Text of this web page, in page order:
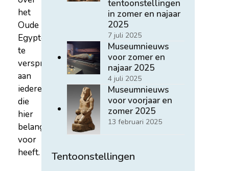
tentoonstellingen
in zomer en najaar
2025
7 juli 2025
Museumnieuws
voor zomer en
najaar 2025
4 juli 2025
Museumnieuws
voor voorjaar en
zomer 2025
13 februari 2025
Tentoonstellingen
het
Oude
Egypte
te
verspreiden
aan
iedereen
die
hier
belangstelling
voor
heeft.